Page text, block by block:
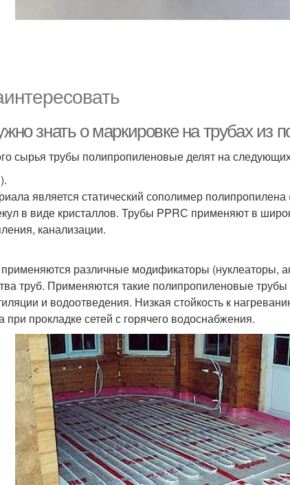
знать о маркировке на трубах из
сырья трубы полипропиленовые делят на
является статический сополимер
в виде кристаллов. Трубы PPRС применяют в
канализации.
различные модификаторы (нуклеаторы,
труб. Применяются такие полипропиленовые
и водоотведения. Низкая стойкость к
при прокладке сетей с горячего водоснабжения.